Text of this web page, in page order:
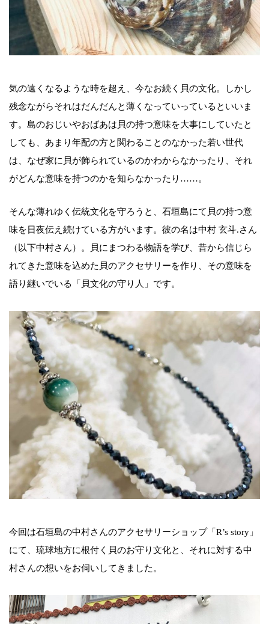
気の遠くなるような時を超え、今なお続く貝の文化。しかし
残念ながらそれはだんだんと薄くなっていっているといいま
す。島のおじいやおばあは貝の持つ意味を大事にしていたと
しても、あまり年配の方と関わることのなかった若い世代
は、なぜ家に貝が飾られているのかわからなかったり、それ
がどんな意味を持つのかを知らなかったり……。
そんな薄れゆく伝統文化を守ろうと、石垣島にて貝の持つ意
味を日夜伝え続けている方がいます。彼の名は中村 玄斗.さん
（以下中村さん）。貝にまつわる物語を学び、昔から信じら
れてきた意味を込めた貝のアクセサリーを作り、その意味を
語り継いでいる「貝文化の守り人」です。
今回は石垣島の中村さんのアクセサリーショップ「R’s story」
にて、琉球地方に根付く貝のお守り文化と、それに対する中
村さんの想いをお伺いしてきました。